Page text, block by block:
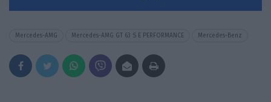
Mercedes-AMG Mercedes-AMG GT 63 S E PERFORMANCE Mercedes-Benz